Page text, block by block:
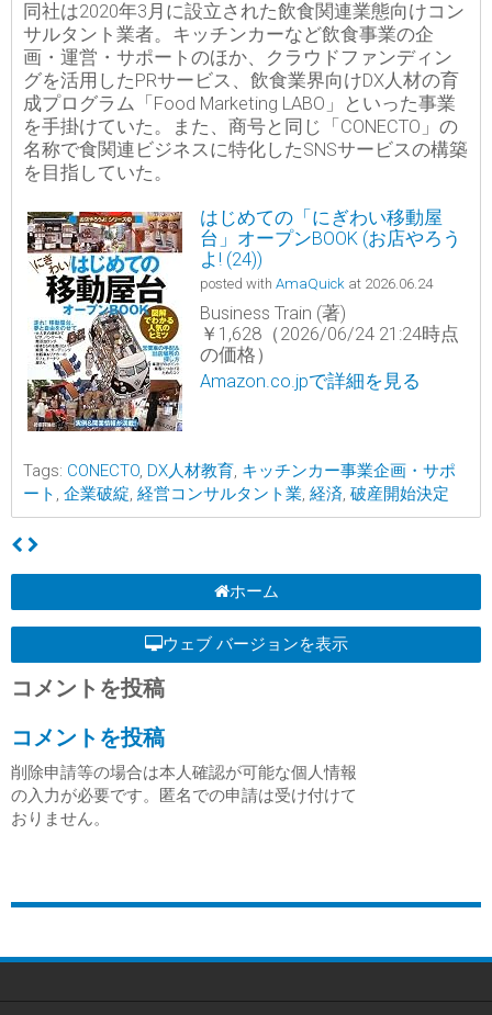
同社は2020年3月に設立された飲食関連業態向けコン
サルタント業者。キッチンカーなど飲食事業の企
画・運営・サポートのほか、クラウドファンディン
グを活用したPRサービス、飲食業界向けDX人材の育
成プログラム「Food Marketing LABO」といった事業
を手掛けていた。また、商号と同じ「CONECTO」の
名称で食関連ビジネスに特化したSNSサービスの構築
を目指していた。
はじめての「にぎわい移動屋
台」オープンBOOK (お店やろう
よ! (24))
posted with AmaQuick at 2026.06.24
Business Train (著)
￥1,628（2026/06/24 21:24時点
の価格）
Amazon.co.jpで詳細を見る
Tags: CONECTO, DX人材教育, キッチンカー事業企画・サポ
ート , 企業破綻, 経営コンサルタント業, 経済, 破産開始決定
ホーム
ウェブ バージョンを表示
コメントを投稿
コメントを投稿
削除申請等の場合は本人確認が可能な個人情報
の入力が必要です。匿名での申請は受け付けて
おりません。